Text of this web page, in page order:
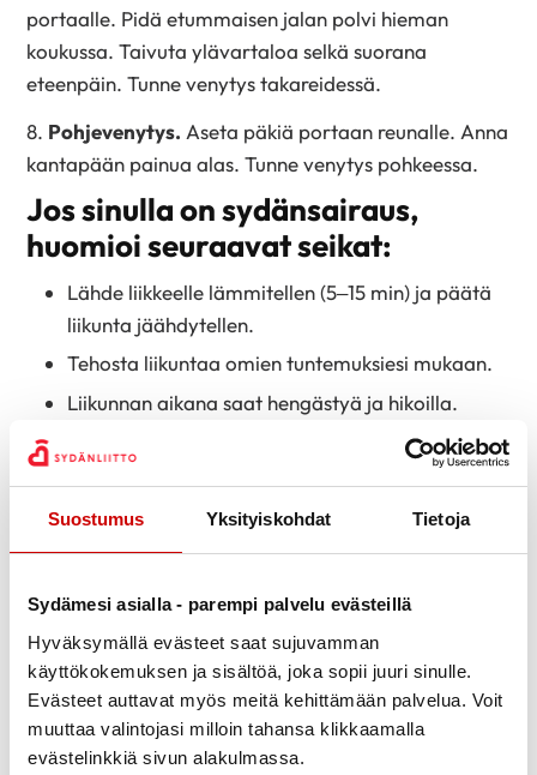
Suostumus Yksityiskohdat Tietoja
Sydämesi asialla - parempi palvelu evästeillä
Hyväksymällä evästeet saat sujuvamman
käyttökokemuksen ja sisältöä, joka sopii juuri sinulle.
Evästeet auttavat myös meitä kehittämään palvelua. Voit
muuttaa valintojasi milloin tahansa klikkaamalla
evästelinkkiä sivun alakulmassa.
portaalle. Pidä etummaisen jalan polvi hieman
koukussa. Taivuta ylävartaloa selkä suorana
eteenpäin. Tunne venytys takareidessä.
8. Pohjevenytys. Aseta päkiä portaan reunalle. Anna
kantapään painua alas. Tunne venytys pohkeessa.
Jos sinulla on sydänsairaus,
huomioi seuraavat seikat:
Lähde liikkeelle lämmitellen (5–15 min) ja päätä
liikunta jäähdytellen.
Tehosta liikuntaa omien tuntemuksiesi mukaan.
Liikunnan aikana saat hengästyä ja hikoilla.
Liikunnan aikana ja sen jälkeen tulee olla hyvä
Ajoita liikunta sopivasti lääkkeen ottoon nähden.
Kevennä liikuntaa kovalla pakkasella, helteellä ja
tuulisella säällä.
Pidä nitro-valmiste ­mukana. Jos oire ­yllättää,
ota nitro-valmistetta ja levähdä. Jatka rauhalli­
semmin, kun oire on ­hellittänyt.